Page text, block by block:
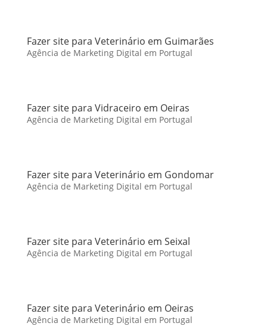
Fazer site para Veterinário em Guimarães
Agência de Marketing Digital em Portugal
Fazer site para Vidraceiro em Oeiras
Agência de Marketing Digital em Portugal
Fazer site para Veterinário em Gondomar
Agência de Marketing Digital em Portugal
Fazer site para Veterinário em Seixal
Agência de Marketing Digital em Portugal
Fazer site para Veterinário em Oeiras
Agência de Marketing Digital em Portugal